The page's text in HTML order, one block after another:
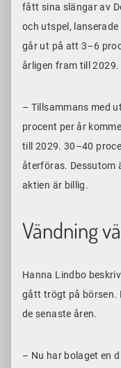
fått sina slängar av
och utspel,
går ut på att3–6
årligen fram till 2029.
– Tillsammans med
procent per år
till 2029. 30–40
återföras. Dessutom
aktien är billig.
Vändning
Hanna Lindbo
gått trögt på börsen.
de senaste åren.
– Nu har bolaget en